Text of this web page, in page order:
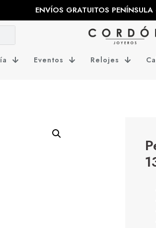
ENVÍOS GRATUITOS
Eventos Relojes